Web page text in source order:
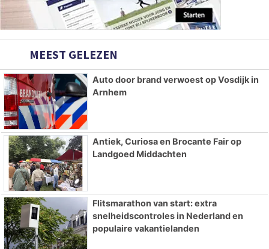
MEEST GELEZEN
Auto door brand verwoest op Vosdijk in
Arnhem
Antiek, Curiosa en Brocante Fair op
Landgoed Middachten
Flitsmarathon van start: extra
snelheidscontroles in Nederland en
populaire vakantielanden